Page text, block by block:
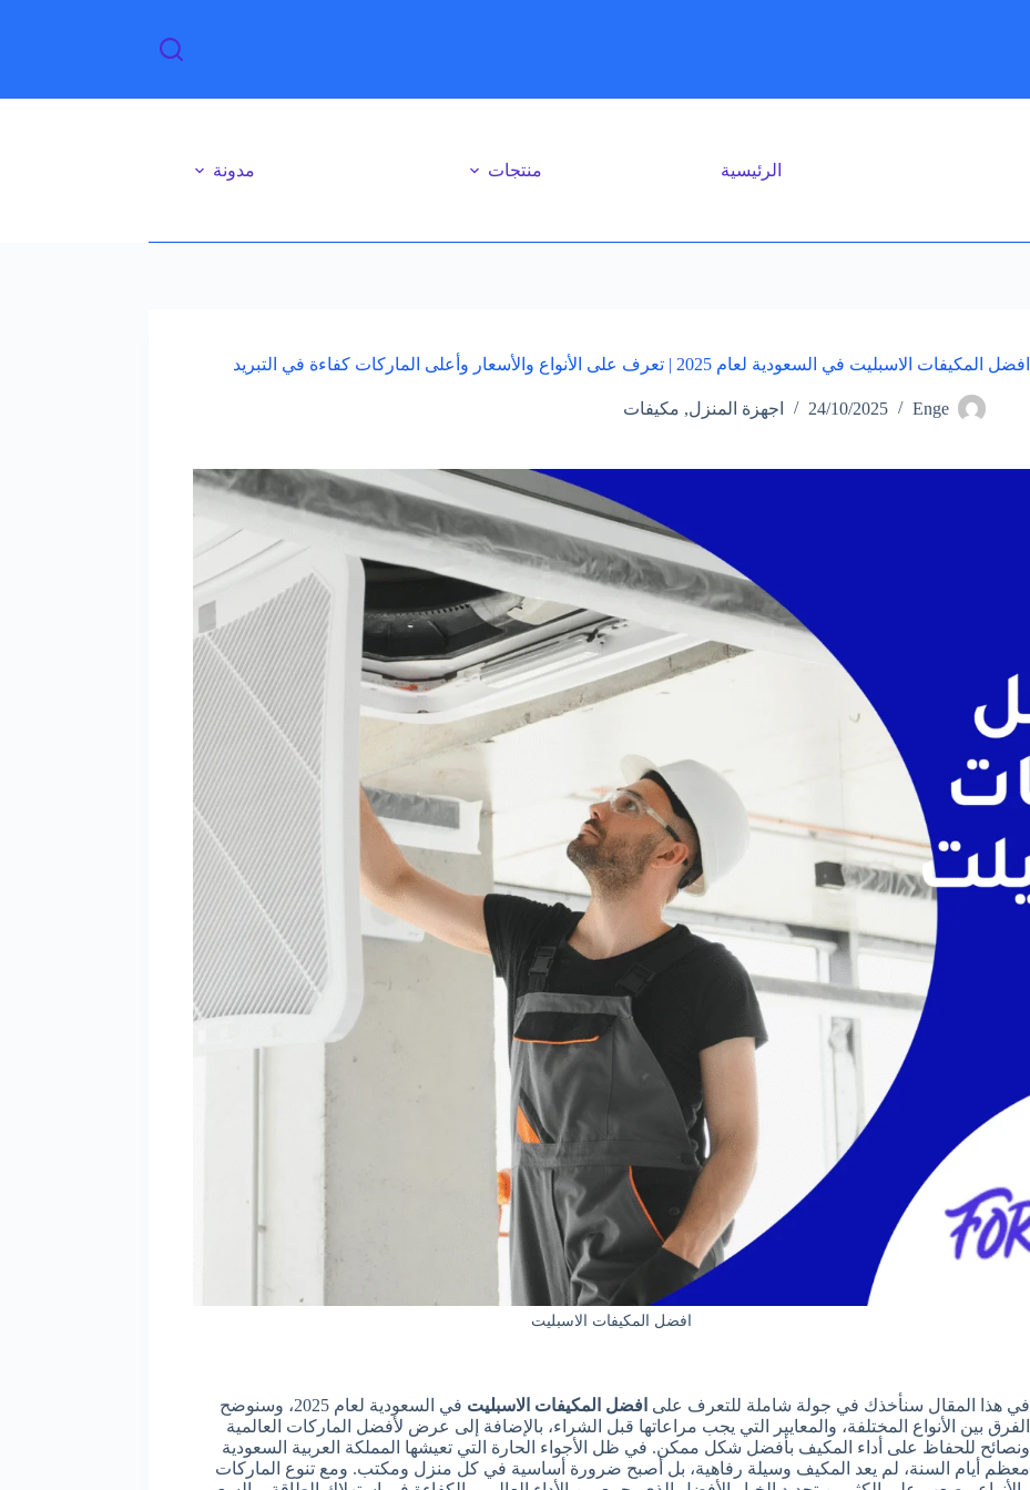
الرئيسية منتجات مدونة
افضل المكيفات الاسبليت في السعودية لعام 2025 | تعرف على الأنواع والأسعار وأعلى الماركات كفاءة في التبريد
Enge
24/10/2025 اجهزة المنزل, مكيفات
افضل المكيفات الاسبليت
في هذا المقال سنأخذك في جولة شاملة للتعرف على افضل المكيفات الاسبليت
في السعودية لعام 2025، وسنوضح
الفرق بين الأنواع المختلفة، والمعايير التي يجب مراعاتها قبل الشراء، بالإضافة إلى عرض لأفضل الماركات العالمية
ونصائح للحفاظ على أداء المكيف بأفضل شكل ممكن. في ظل الأجواء الحارة التي تعيشها المملكة العربية السعودية
معظم أيام السنة، لم يعد المكيف وسيلة رفاهية، بل أصبح ضرورة أساسية في كل منزل ومكتب. ومع تنوع الماركات